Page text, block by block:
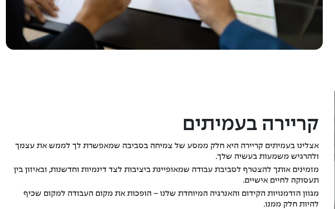
קריירה בעמיתים
אצלינו בעמיתים קריירה היא חלק ממסע של צמיחה בסביבה שמאפשרת לך לממש את עצמך
ולהרגיש משמעות בעשיה שלך.
מזמינים אותך להצטרף לסביבת עבודה שמאופיינת ביציבות לצד דינמיות וחדשנות, ובאיזון בין
תעסוקה לחיים אישיים.
מגוון הזדמנויות הקידום והאנרגיה המיוחדת שלנו – הופכות את מקום העבודה למקום שכיף
להיות חלק ממנו.